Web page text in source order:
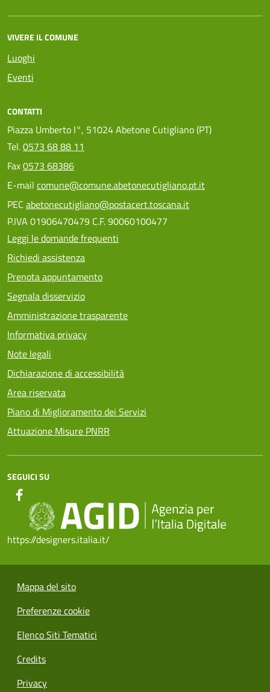
VIVERE IL COMUNE
Luoghi
Eventi
CONTATTI
Piazza Umberto I°, 51024 Abetone Cutigliano (PT)
Tel.0573 68 88 11
Fax0573 68386
E-mail comune@comune.abetonecutigliano.pt.it
PEC abetonecutigliano@postacert.toscana.it
P.IVA 01906470479 C.F. 90060100477
Leggi le domande frequenti
Richiedi assistenza
Prenota appuntamento
Segnala disservizio
Amministrazione trasparente
Informativa privacy
Note legali
Dichiarazione di accessibilità
Area riservata
Piano di Miglioramento dei Servizi
Attuazione Misure PNRR
SEGUICI SU
https://designers.italia.it/
Mappa del sito
Preferenze cookie
Elenco Siti Tematici
Credits
Privacy